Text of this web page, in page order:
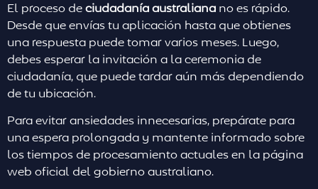
El proceso de ciudadanía australiana no es rápido.
Desde que envías tu aplicación hasta que obtienes
una respuesta puede tomar varios meses. Luego,
debes esperar la invitación a la ceremonia de
ciudadanía, que puede tardar aún más dependiendo
de tu ubicación.
Para evitar ansiedades innecesarias, prepárate para
una espera prolongada y mantente informado sobre
los tiempos de procesamiento actuales en la página
web oficial del gobierno australiano.